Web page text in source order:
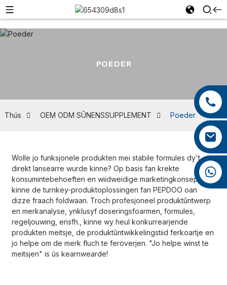
+86 13959222339
+86 0592 5599526
+86 18965423693
POEDER
Thús OEM ODM SÛNENSSUPPLEMENT Poeder
Wolle jo funksjonele produkten mei stabile formules dy't
direkt lansearre wurde kinne? Op basis fan krekte
konsumintebehoeften en wiidweidige marketingkonsepten
kinne de turnkey-produktoplossingen fan PEPDOO oan
dizze fraach foldwaan. Troch profesjoneel produktûntwerp
en merkanalyse, ynklusyf doseringsfoarmen, formules,
regeljouwing, ensfh., kinne wy ​​heul konkurrearjende
produkten meitsje, de produktûntwikkelingstiid ferkoartje en
jo helpe om de merk fluch te feroverjen. "Jo helpe winst te
meitsjen" is ús kearnwearde!